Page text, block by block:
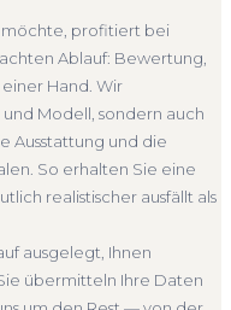
übernehmen wir
Barzahlung
und ganz
kostenlose
und auf Wunsch den
bis zur Abmeldung.
für sich.
möchte, profitiert bei
Ablauf: Bewertung,
Hand. Wir
Modell, sondern auch
Ausstattung und die
So erhalten Sie eine
realistischer ausfällt als
ausgelegt, Ihnen
übermitteln Ihre Daten